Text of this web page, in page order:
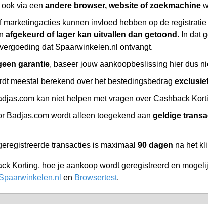
via een andere browser, website of zoekmachine
marketingacties kunnen invloed hebben op de
afgekeurd of lager kan uitvallen dan getoond . In dat
dat Spaarwinkelen.nl ontvangt.
garantie, baseer jouw aankoopbeslissing hier dus
meestal berekend over het bestedingsbedrag
kan niet helpen met vragen over Cashback
Badjas.com wordt alleen toegekend aan geldige
transacties is maximaal 90 dagen na het
Korting, hoe je aankoop wordt geregistreerd en
en Browsertest.